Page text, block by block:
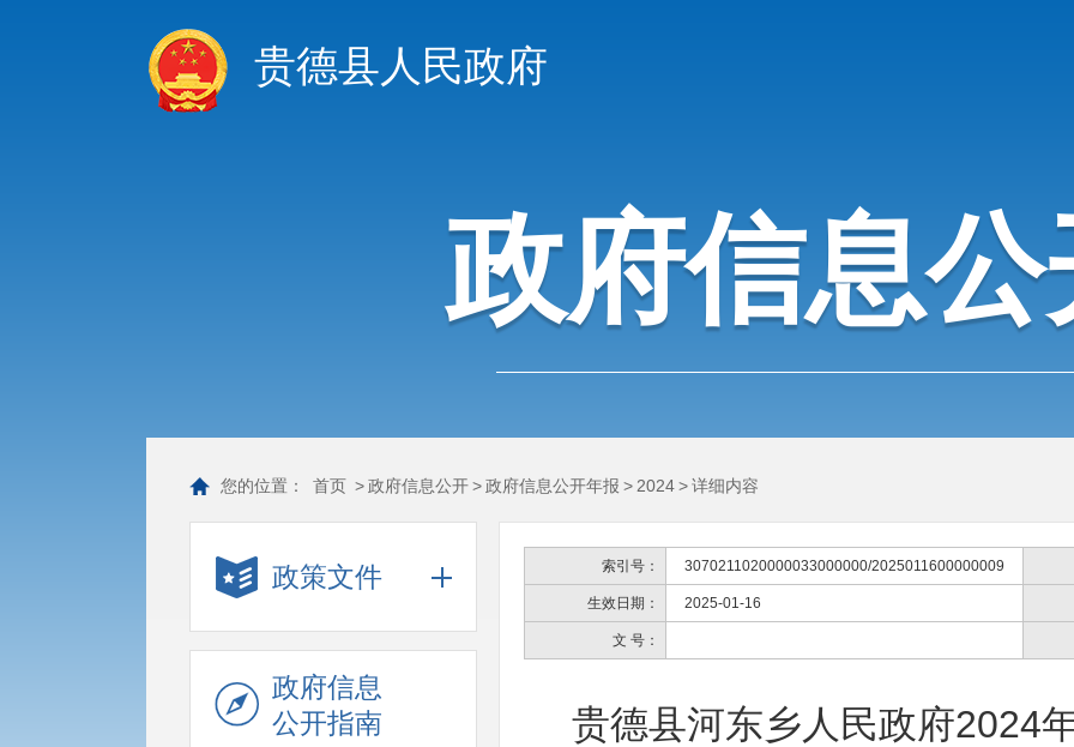
贵德县人民政府
政府信息公
您的位置： 首页 >政府信息公开>政府信息公开年报 > 2024>详细内容
政策文件
政府信息
公开指南
索引号： 3070211020000033000000/2025011600000009
生效日期： 2025-01-16
文 号：
贵德县河东乡人民政府2024